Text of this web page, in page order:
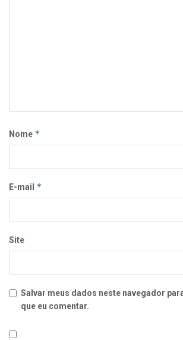
Nome *
E-mail *
Site
Salvar meus dados neste navegador
que eu comentar.